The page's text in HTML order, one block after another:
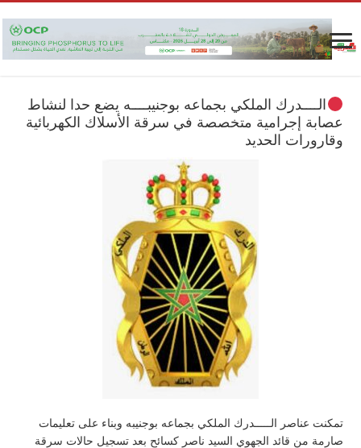
الــــدرك الملكي بجماعه بوجنيبــــه يضع حدا لنشاط
عصابة إجرامية متخصصة في سرقة الأسلاك الكهربائية
وقارورات الحديد
تمكنت عناصر الـــــدرك الملكي بجماعه بوجنيبه وبناء على تعليمات
صارمة من قائد الجهوي السيد ناصر كسائح بعد تسجيل حالات سرقة